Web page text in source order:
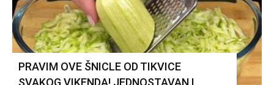
PRAVIM OVE ŠNICLE OD TIKVICE
SVAKOG VIKENDA! JEDNOSTAVAN I